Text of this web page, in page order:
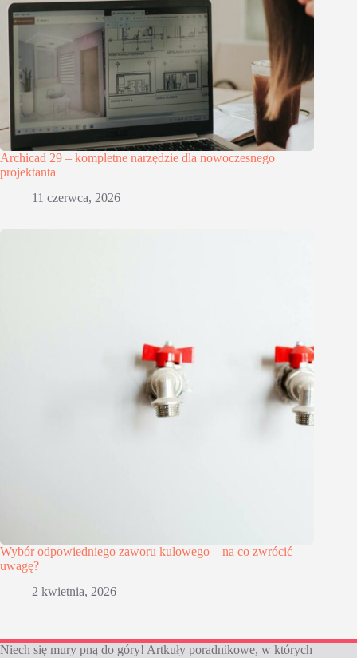
Archicad 29 – kompletne narzędzie dla nowoczesnego
projektanta
11 czerwca, 2026
Wybór odpowiedniego zaworu kulowego – na co zwrócić
uwagę?
2 kwietnia, 2026
Niech się mury pną do góry! Artkuły poradnikowe, w których